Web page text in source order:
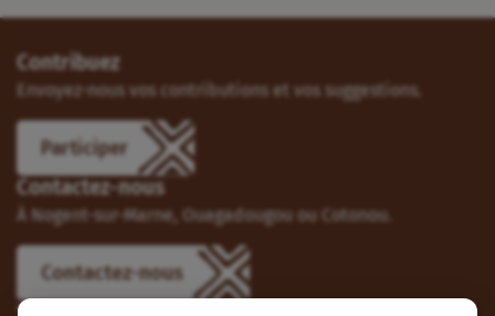
Contribuez
Envoyez-nous vos contributions et vos suggestions.
Participer
Contactez-nous
À Nogent-sur-Marne, Ouagadougou ou Cotonou.
Contactez-nous